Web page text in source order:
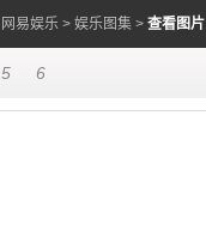
网易娱乐 > 娱乐图集 > 查看图片
5 6